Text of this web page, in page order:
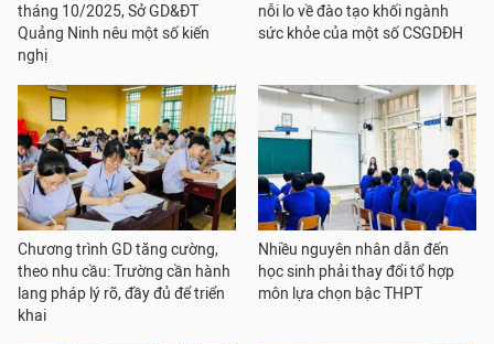
tháng 10/2025, Sở GD&ĐT
Quảng Ninh nêu một số kiến
nghị
nỗi lo về đào tạo khối ngành
sức khỏe của một số CSGDĐH
Chương trình GD tăng cường,
theo nhu cầu: Trường cần hành
lang pháp lý rõ, đầy đủ để triển
khai
Nhiều nguyên nhân dẫn đến
học sinh phải thay đổi tổ hợp
môn lựa chọn bậc THPT